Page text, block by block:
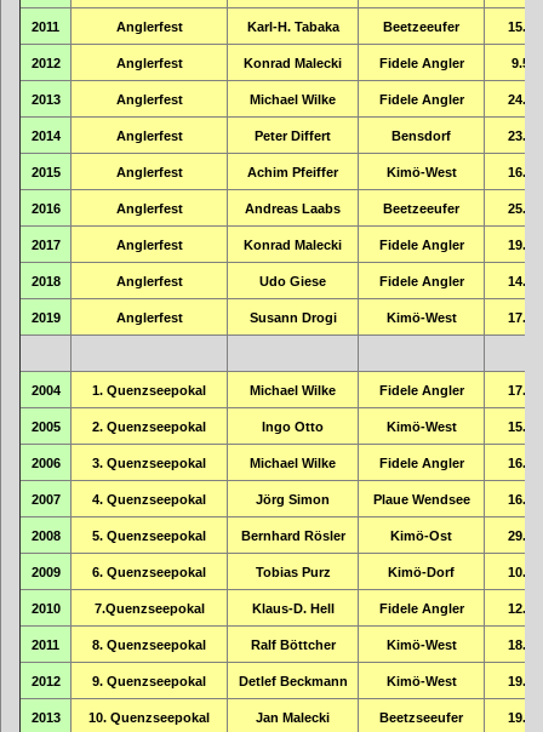
2011 Anglerfest Karl-H. Tabaka Beetzeeufer
2012 Anglerfest Konrad Malecki Fidele Angler 9.577
2013 Anglerfest Michael Wilke Fidele Angler
2014 Anglerfest Peter Differt Bensdorf
2015 Anglerfest Achim Pfeiffer Kimö-West
2016 Anglerfest Andreas Laabs Beetzeeufer
2017 Anglerfest Konrad Malecki Fidele Angler
2018 Anglerfest Udo Giese Fidele Angler
2019 Anglerfest Susann Drogi Kimö-West
2004 1. Quenzseepokal Michael Wilke Fidele Angler
2005 2. Quenzseepokal Ingo Otto Kimö-West
2006 3. Quenzseepokal Michael Wilke Fidele Angler
2007 4. Quenzseepokal Jörg Simon Plaue Wendsee
2008 5. Quenzseepokal Bernhard Rösler Kimö-Ost
2009 6. Quenzseepokal Tobias Purz Kimö-Dorf
2010 7.Quenzseepokal Klaus-D. Hell Fidele Angler
2011 8. Quenzseepokal Ralf Böttcher Kimö-West
2012 9. Quenzseepokal Detlef Beckmann Kimö-West
2013 10. Quenzseepokal Jan Malecki Beetzseeufer